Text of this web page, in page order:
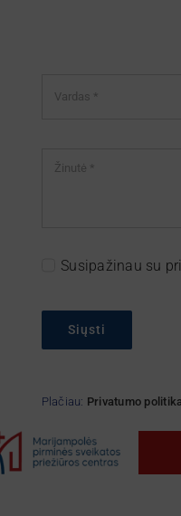
Susipažinau su
Siųsti
Plačiau: Privatumo politika